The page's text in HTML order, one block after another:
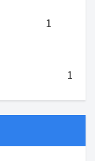
1
1